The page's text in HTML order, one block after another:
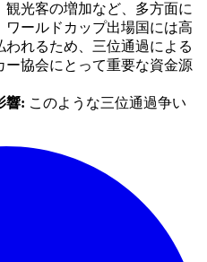
観光客の増加など、多方面に
ールドカップ出場国には高
れるため、三位通過による
ー協会にとって重要な資金源
響: このような三位通過争い